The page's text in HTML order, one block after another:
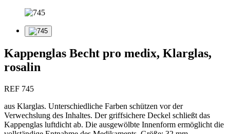
Kappenglas Becht pro medix, Klarglas,
rosalin
REF 745
aus Klarglas. Unterschiedliche Farben schützen vor der
Verwechslung des Inhaltes. Der griffsichere Deckel schließt das
Kappenglas luftdicht ab. Die ausgewölbte Innenform ermöglicht die